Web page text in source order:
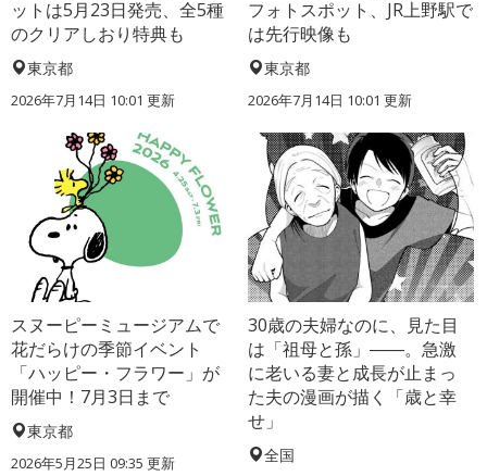
ットは5月23日発売、全5種
のクリアしおり特典も
東京都
2026年7月14日 10:01 更新
フォトスポット、JR上野駅で
は先行映像も
東京都
2026年7月14日 10:01 更新
スヌーピーミュージアムで
花だらけの季節イベント
「ハッピー・フラワー」が
開催中！7月3日まで
東京都
2026年5月25日 09:35 更新
30歳の夫婦なのに、見た目
は「祖母と孫」――。急激
に老いる妻と成長が止まっ
た夫の漫画が描く「歳と幸
せ」
全国